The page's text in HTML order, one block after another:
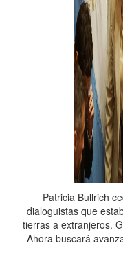
Patricia Bullrich
dialoguistas que
tierras a extranjeros.
Ahora buscará